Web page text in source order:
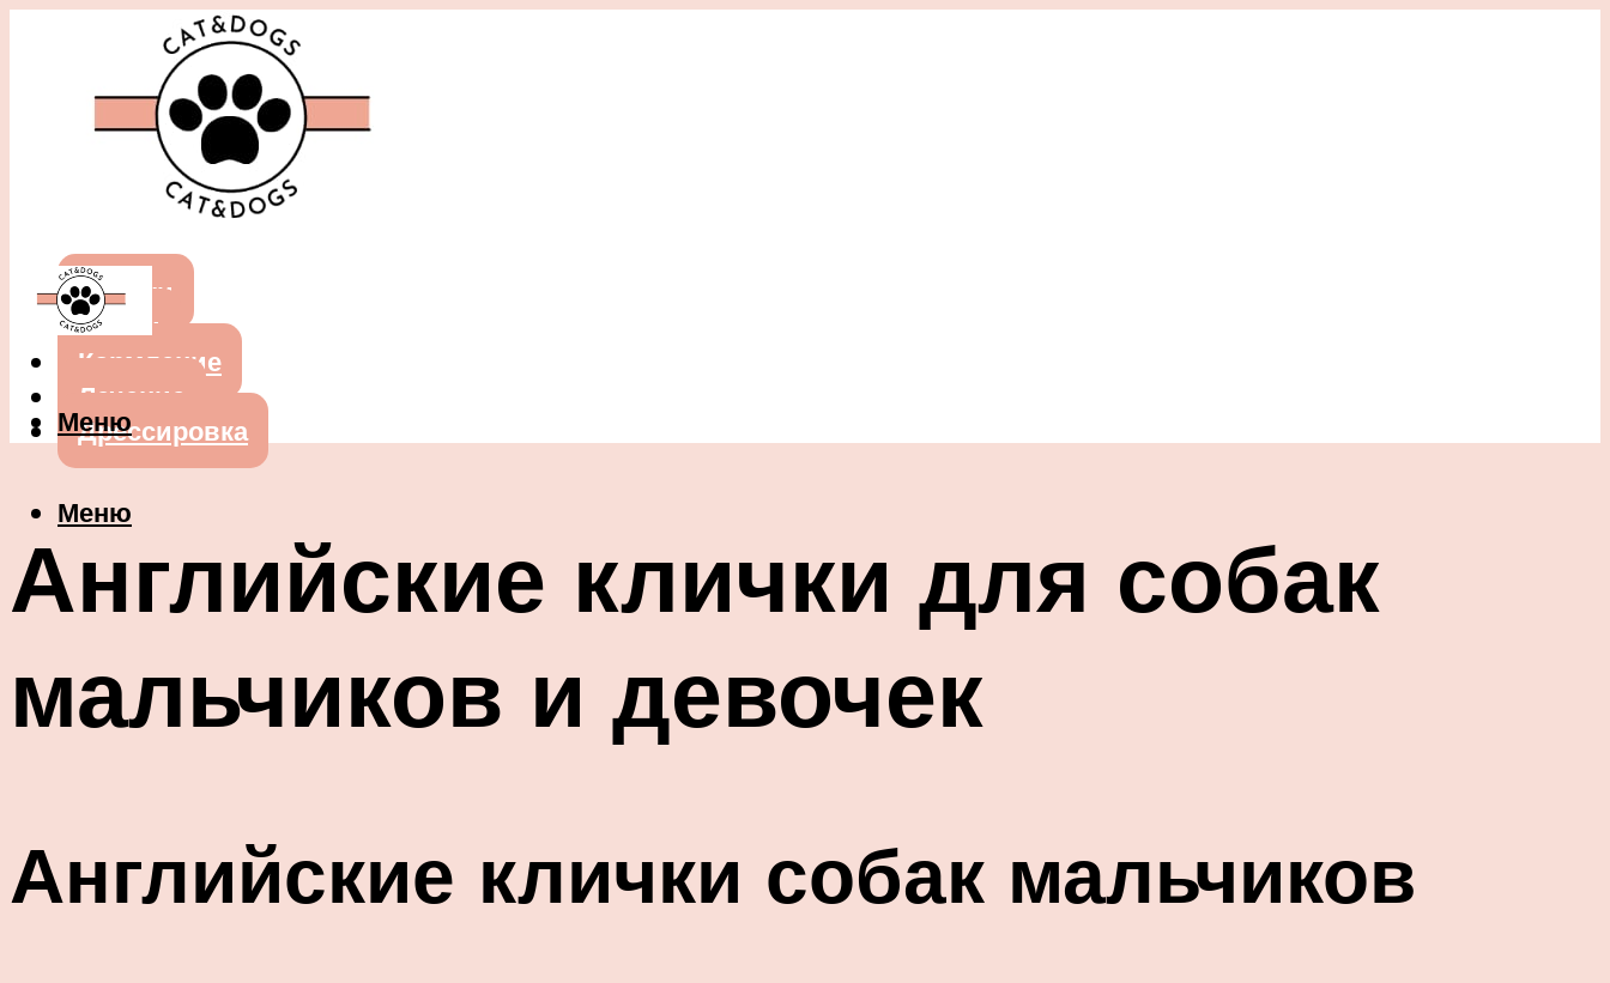
Собаки
Кошки
Кормление
Лечение
Дрессировка
Меню
Меню
Английские клички для собак
мальчиков и девочек
Английские клички собак мальчиков